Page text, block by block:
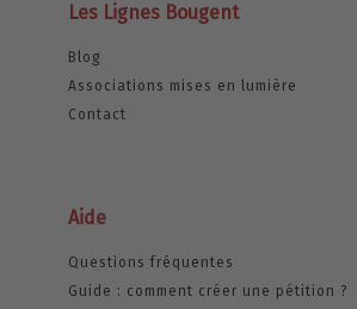
Les Lignes Bougent
Blog
Associations mises en lumière
Contact
Aide
Questions fréquentes
Guide : comment créer une pétition ?